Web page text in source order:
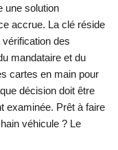
une solution
accrue. La clé réside
des
mandataire et du
cartes en main pour
décision doit être
examinée. Prêt à faire
véhicule ? Le